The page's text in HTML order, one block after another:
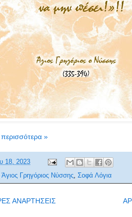
»
18, 2023
Άγιος Γρηγόριος Νύσσης, Σοφά Λόγια
ΑΝΑΡΤΗΣΕΙΣ